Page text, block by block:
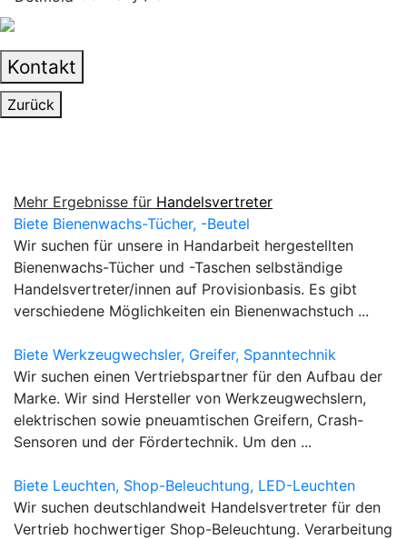
Kontakt
Zurück
Mehr Ergebnisse für Handelsvertreter
Biete Bienenwachs-Tücher, -Beutel
Wir suchen für unsere in Handarbeit hergestellten
Bienenwachs-Tücher und -Taschen selbständige
Handelsvertreter/innen auf Provisionbasis. Es gibt
verschiedene Möglichkeiten ein Bienenwachstuch ...
Biete Werkzeugwechsler, Greifer, Spanntechnik
Wir suchen einen Vertriebspartner für den Aufbau der
Marke. Wir sind Hersteller von Werkzeugwechslern,
elektrischen sowie pneuamtischen Greifern, Crash-
Sensoren und der Fördertechnik. Um den ...
Biete Leuchten, Shop-Beleuchtung, LED-Leuchten
Wir suchen deutschlandweit Handelsvertreter für den
Vertrieb hochwertiger Shop-Beleuchtung. Verarbeitung